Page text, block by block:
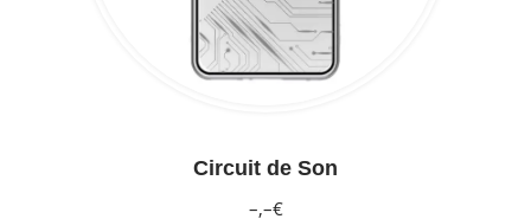
Circuit de Son
–,–€